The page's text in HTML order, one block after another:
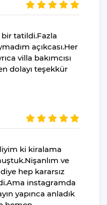
tatildi.Fazla
açıkcası.Her
villa bakımcısı
dolayı teşekkür
ki kiralama
ve
hep kararsız
instagramda
yapınca anladık